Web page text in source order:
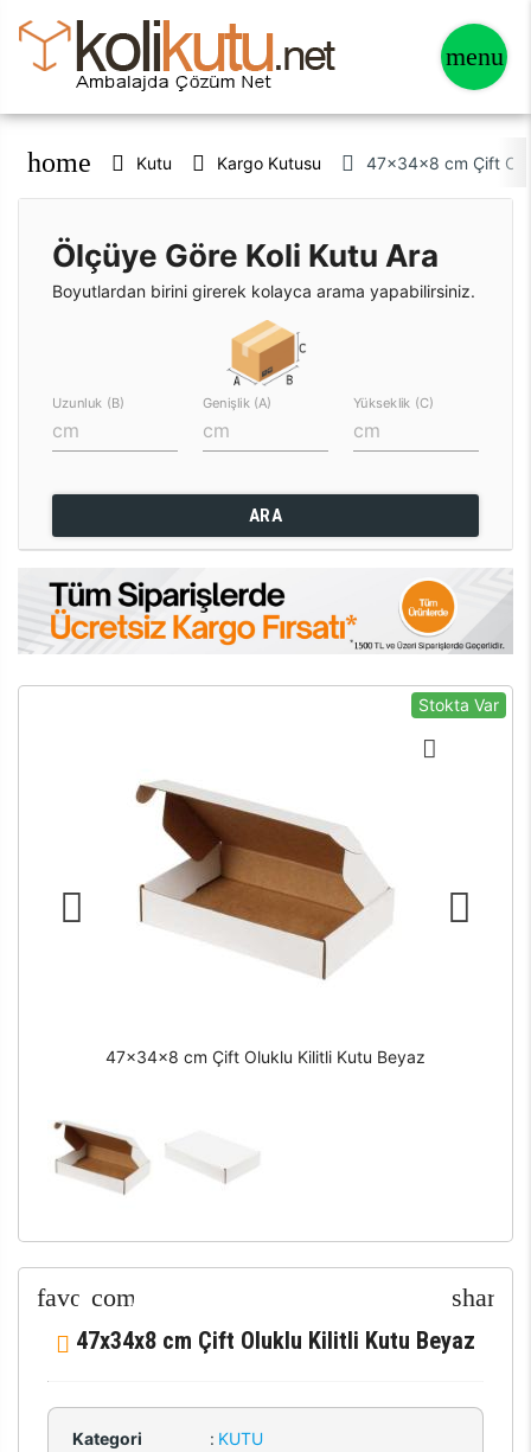
home Kutu Kargo Kutusu 47x34x8 cm Çift
Ölçüye Göre Koli Kutu Ara
Boyutlardan birini girerek kolayca arama yapabilirsiniz.
Uzunluk (B) Genişlik (A) Yükseklik (C)
ARA
Stokta Var
47x34x8 cm Çift Oluklu Kilitli Kutu Beyaz
47x34x8 cm Çift Oluklu Kilitli Kutu Beyaz
Kategori : KUTU